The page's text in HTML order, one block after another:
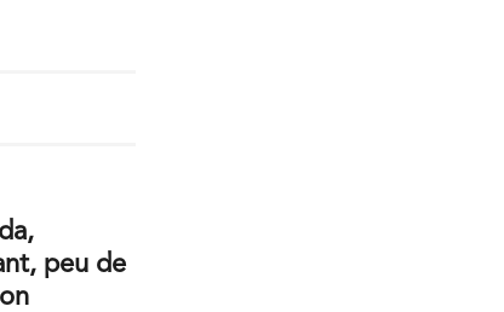
peu de